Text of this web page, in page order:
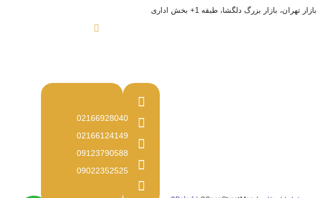
بازار تهران، بازار بزرگ دلگشا، طبقه 1+ بخش اداری
02166928040
02166124149
09123790588
09022352525